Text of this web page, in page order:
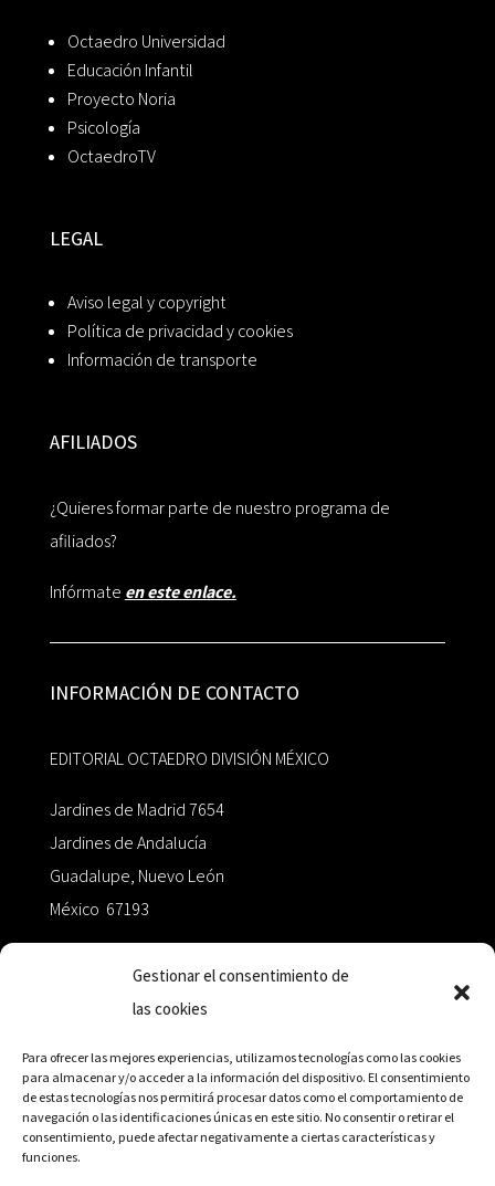
Gestionar el consentimiento de
las cookies
Para ofrecer las mejores experiencias, utilizamos tecnologías como las cookies
para almacenar y/o acceder a la información del dispositivo. El consentimiento
de estas tecnologías nos permitirá procesar datos como el comportamiento de
navegación o las identificaciones únicas en este sitio. No consentir o retirar el
consentimiento, puede afectar negativamente a ciertas características y
funciones.
Octaedro Universidad
Educación Infantil
Proyecto Noria
Psicología
OctaedroTV
LEGAL
Aviso legal y copyright
Política de privacidad y cookies
Información de transporte
AFILIADOS
¿Quieres formar parte de nuestro programa de
afiliados?
Infórmate en este enlace.
INFORMACIÓN DE CONTACTO
EDITORIAL OCTAEDRO DIVISIÓN MÉXICO
Jardines de Madrid 7654
Jardines de Andalucía
Guadalupe, Nuevo León
México 67193
+52 811.499.5638
RED DE DISTRIBUCIÓN